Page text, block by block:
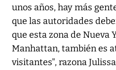
unos años, hay más
que las autoridades
que esta zona de Nueva
Manhattan, también es
visitantes", razona